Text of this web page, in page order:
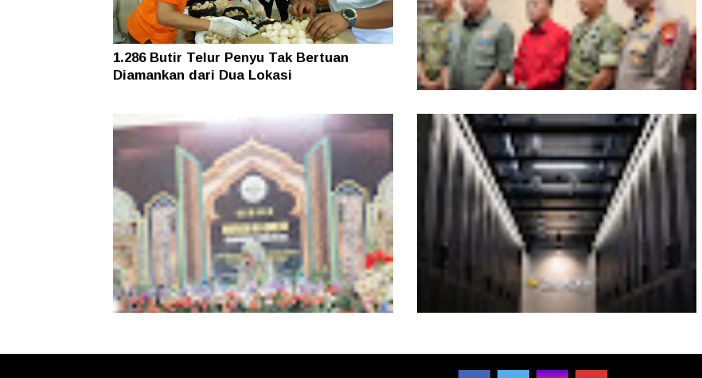
1.286 Butir Telur Penyu Tak Bertuan
Diamankan dari Dua Lokasi
Kesiapsiagaan Total Pemprov Kalbar
Hadapi Karhutla